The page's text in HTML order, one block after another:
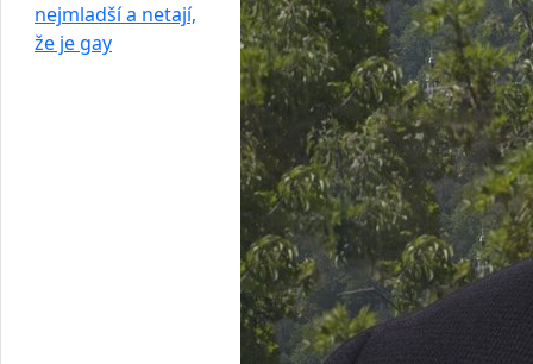
nejmladší a netají,
že je gay